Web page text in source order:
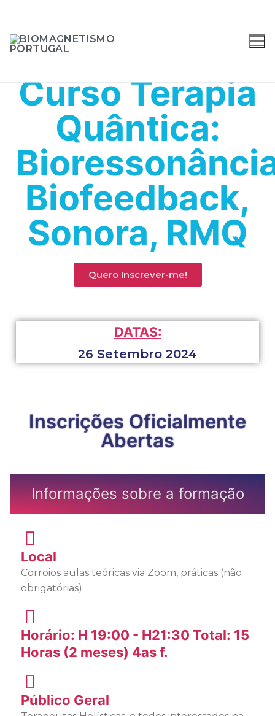
Curso Terapia
Quântica:
Biofeedback,
Sonora, RMQ
Quero Inscrever-me!
DATAS:
26 Setembro 2024
Inscrições Oficialmente
Abertas
Informações sobre a formação
Local
Corroios aulas teóricas via Zoom, práticas (não
obrigatórias);
Horário: H 19:00 - H21:30 Total: 15
Horas (2 meses) 4as f.
Público Geral